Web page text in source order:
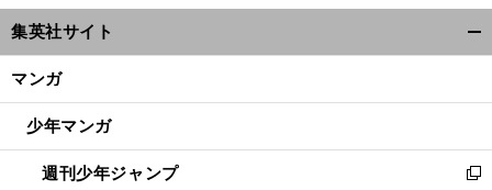
ウ
ィ
ン
ウ
開
く
集英社サイト
マンガ
少年マンガ
週刊少年ジャンプ
新